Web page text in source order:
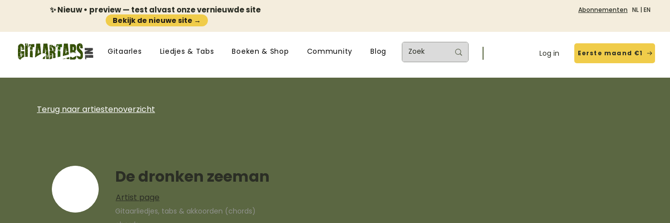
✨ Nieuw • preview — test alvast onze vernieuwde site
Bekijk de nieuwe site →
Abonnementen NL | EN
Gitaarles Liedjes & Tabs Boeken & Shop Community Blog Log in Eerste maand €1
Terug naar artiestenoverzicht
De dronken zeeman
Artist page
Gitaarliedjes, tabs & akkoorden (chords)